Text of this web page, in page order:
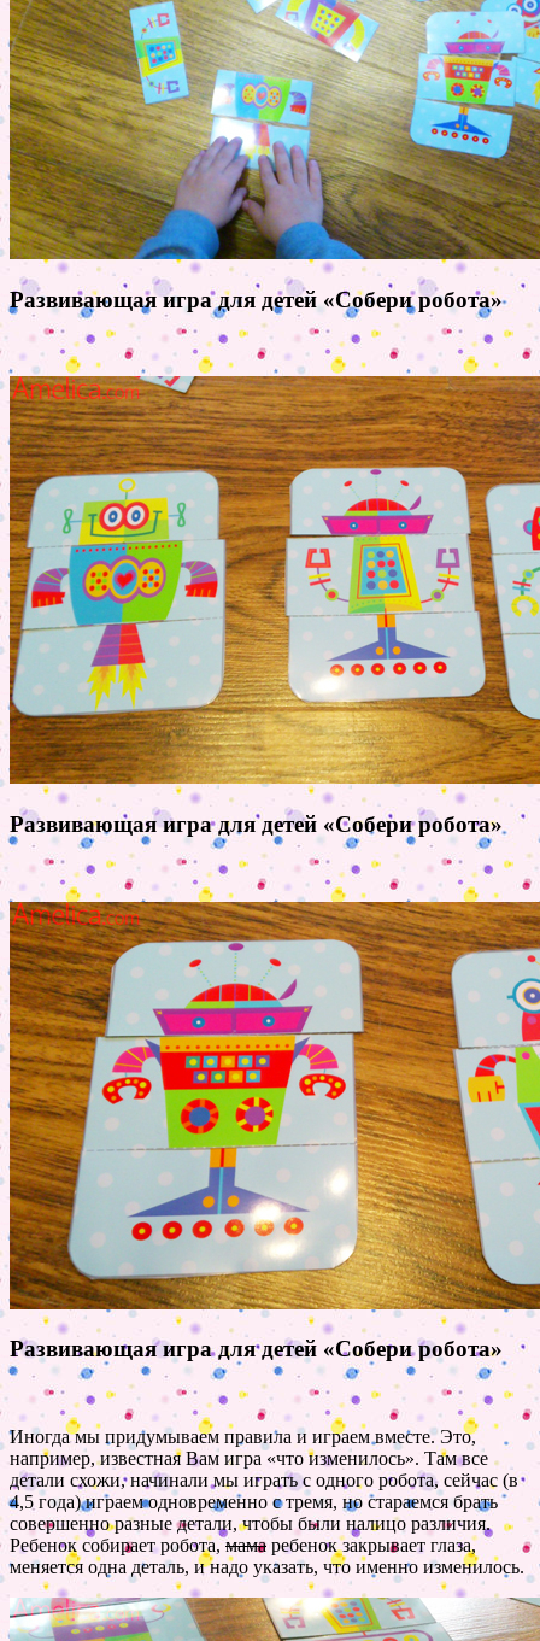
Развивающая игра для детей «Собери робота»
Развивающая игра для детей «Собери робота»
Развивающая игра для детей «Собери робота»
Иногда мы придумываем правила и играем вместе. Это,
например, известная Вам игра «что изменилось». Там все
детали схожи, начинали мы играть с одного робота, сейчас (в
4,5 года) играем одновременно с тремя, но стараемся брать
совершенно разные детали, чтобы были налицо различия.
Ребенок собирает робота,мама ребенок закрывает глаза,
меняется одна деталь, и надо указать, что именно изменилось.